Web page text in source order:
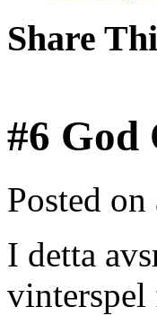
Share
#6 God
Posted
I detta
vinterspel